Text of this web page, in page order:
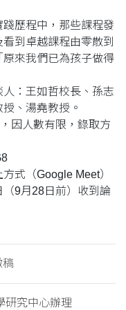
歷程中，那些課程發
到卓越課程由零散到
來我們已為孩子做得
：王如哲校長、孫志
、湯堯教授。
因人數有限，錄取方
式（Google Meet）
9月28日前）收到論
稿
研究中心辦理